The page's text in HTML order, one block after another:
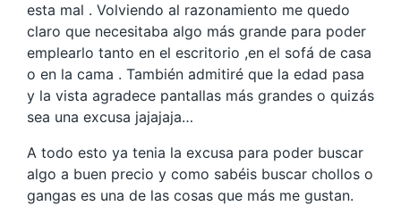
esta mal . Volviendo al razonamiento me quedo
claro que necesitaba algo más grande para poder
emplearlo tanto en el escritorio ,en el sofá de casa
o en la cama . También admitiré que la edad pasa
y la vista agradece pantallas más grandes o quizás
sea una excusa jajajaja…
A todo esto ya tenia la excusa para poder buscar
algo a buen precio y como sabéis buscar chollos o
gangas es una de las cosas que más me gustan.